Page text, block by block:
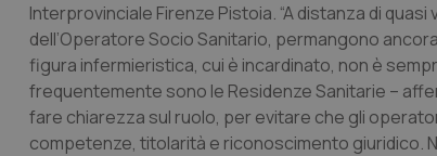
Interprovinciale Firenze Pistoia. “A distanza di
dell’Operatore Socio Sanitario, permangono
figura infermieristica, cui è incardinato, non è
frequentemente sono le Residenze Sanitarie –
fare chiarezza sul ruolo, per evitare che gli
competenze, titolarità e riconoscimento giuridico.